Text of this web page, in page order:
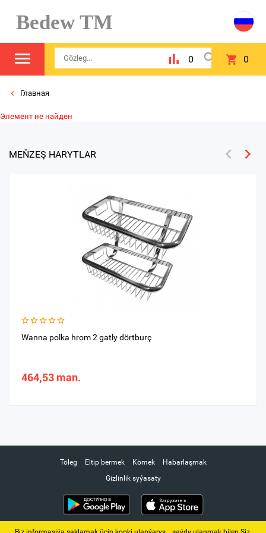
Bedew TM
0 0
Главная
Элемент не найден
MEŇZEŞ HARYTLAR
Wanna polka hrom 2 gatly dörtburç
464,53 man.
Töleg Eltip bermek Kömek
Habarlaşmak
Gizlinlik syýasaty